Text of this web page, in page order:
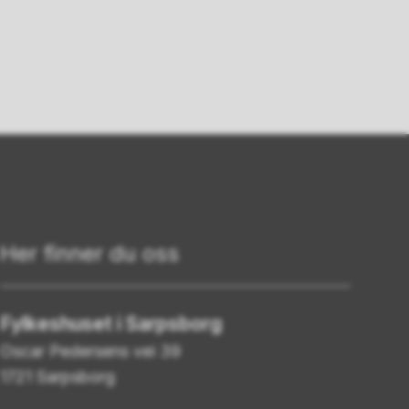
Her finner du oss
Fylkeshuset i Sarpsborg
Oscar Pedersens vei 39
1721 Sarpsborg